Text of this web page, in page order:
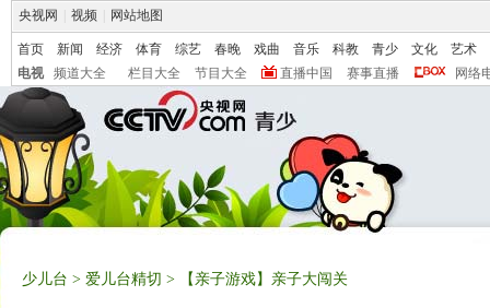
央视网 视频 网站地图
首页 新闻 经济 体育 综艺 春晚 戏曲 音乐 科教 青少 文化
艺术
电视
频道大全 栏目大全 节目大全 直播中国 赛事直播 网络
少儿台 > 爱儿台精切 > 【亲子游戏】亲子大闯关